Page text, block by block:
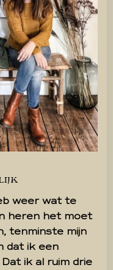
weer wat te
heren het moet
tenminste mijn
dat ik een
ik al ruim drie